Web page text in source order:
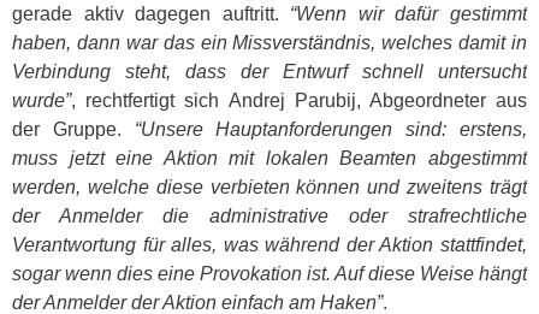
gerade aktiv dagegen auftritt. “Wenn wir dafür gestimmt
haben, dann war das ein Missverständnis, welches damit in
Verbindung steht, dass der Entwurf schnell untersucht
wurde”, rechtfertigt sich Andrej Parubij, Abgeordneter aus
der Gruppe. “Unsere Hauptanforderungen sind: erstens,
muss jetzt eine Aktion mit lokalen Beamten abgestimmt
werden, welche diese verbieten können und zweitens trägt
der Anmelder die administrative oder strafrechtliche
Verantwortung für alles, was während der Aktion stattfindet,
sogar wenn dies eine Provokation ist. Auf diese Weise hängt
der Anmelder der Aktion einfach am Haken”.